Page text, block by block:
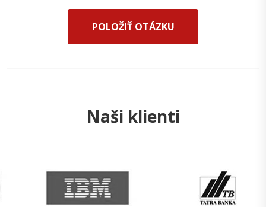
POLOŽIŤ OTÁZKU
Naši klienti